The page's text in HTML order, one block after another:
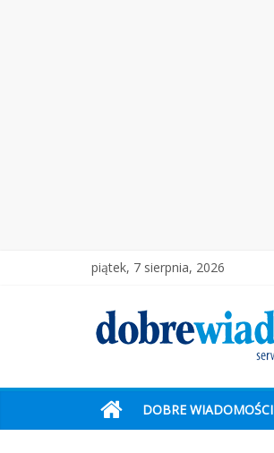
piątek, 7 sierpnia, 2026
DOBRE WIADOMOŚCI